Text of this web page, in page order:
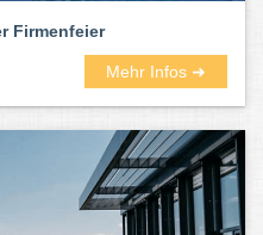
Firmenfeier
Mehr Infos ➜